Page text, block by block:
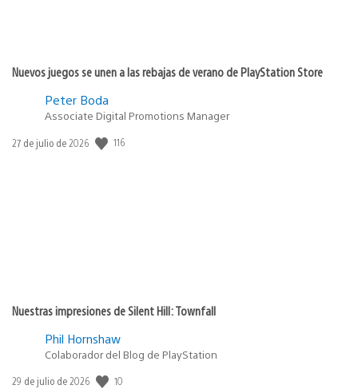
Nuevos juegos se unen a las rebajas de verano de PlayStation Store
Peter Boda
Associate Digital Promotions Manager
Fecha
27 de julio de 2026 116
Nuestras impresiones de Silent Hill: Townfall
Phil Hornshaw
Colaborador del Blog de PlayStation
Fecha
29 de julio de 2026 10